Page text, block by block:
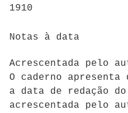
1910
Notas à data
Acrescentada pelo
O caderno
a data de redação
acrescentada pelo